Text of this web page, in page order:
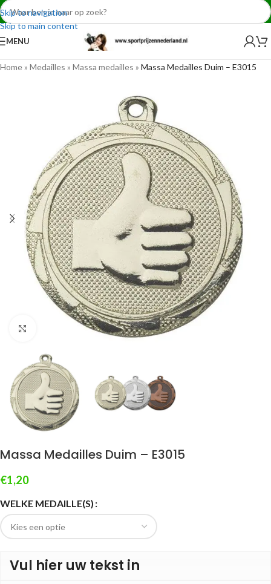
Skip to navigation
Skip to main content
MENU
Home» Medailles » Massa medailles » Massa Medailles Duim – E3015
Klik om te vergroten
Massa Medailles Duim – E3015
€1,20
WELKE MEDAILLE(S)
Vul hier uw tekst in